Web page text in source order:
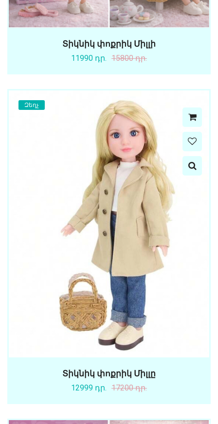
Տիկնիկ փոքրիկ Միլլի
11990 դր. 15800 դր.
Զեղչ
Տիկնիկ փոքրիկ Միլլը
12999 դր. 17200 դր.